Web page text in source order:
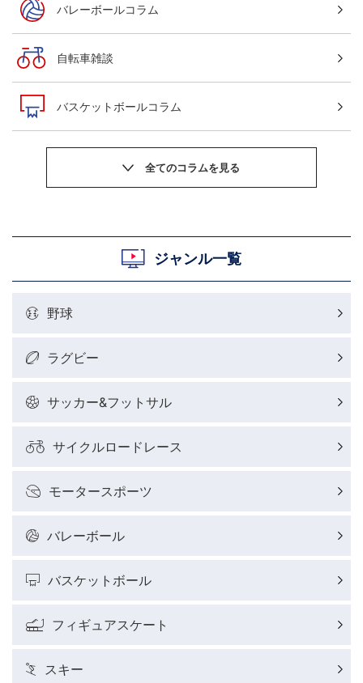
バレーボールコラム
自転車雑談
バスケットボールコラム
村上晃一ラグビーコラム
ラグビーレポート
野球好きコラム
サイクルロードレースレポート
フィギュアスケートレポート
バスケットボールレポート
ジャンル一覧
野球
ラグビー
サッカー&フットサル
サイクルロードレース
モータースポーツ
バレーボール
バスケットボール
フィギュアスケート
スキー